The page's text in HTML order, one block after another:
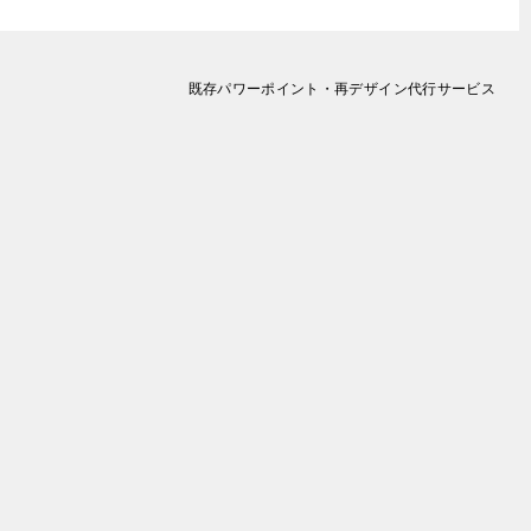
既存パワーポイント・再デザイン代行サービス